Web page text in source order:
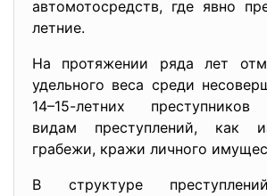
автомотосредств, где явно
летние.
На протяжении ряда лет
удельного веса среди
14–15-летних
видам преступлений, как
грабежи, кражи личного
В структуре